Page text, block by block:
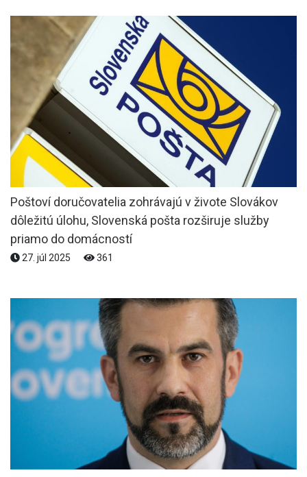
Poštoví doručovatelia zohrávajú v živote Slovákov
dôležitú úlohu, Slovenská pošta rozširuje služby
priamo do domácností
27. júl 2025 361